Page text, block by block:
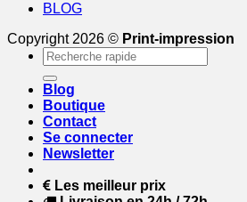
BLOG
Copyright 2026 © Print-impression
Recherche
pour :
Blog
Boutique
Contact
Se connecter
Newsletter
Les meilleur prix